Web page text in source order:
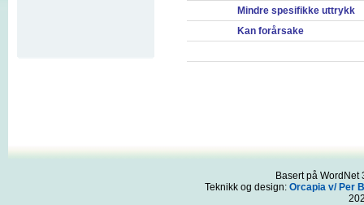
Mindre spesifikke uttrykk
Kan forårsake
Basert på
Teknikk og design: Orcapia v/ Per